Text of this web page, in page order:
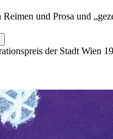
und Prosa und
der Stadt Wien